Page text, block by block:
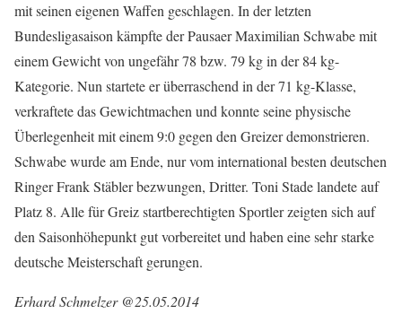
mit seinen eigenen Waffen geschlagen. In der letzten
Bundesligasaison kämpfte der Pausaer Maximilian Schwabe mit
einem Gewicht von ungefähr 78 bzw. 79 kg in der 84 kg-
Kategorie. Nun startete er überraschend in der 71 kg-Klasse,
verkraftete das Gewichtmachen und konnte seine physische
Überlegenheit mit einem 9:0 gegen den Greizer demonstrieren.
Schwabe wurde am Ende, nur vom international besten deutschen
Ringer Frank Stäbler bezwungen, Dritter. Toni Stade landete auf
Platz 8. Alle für Greiz startberechtigten Sportler zeigten sich auf
den Saisonhöhepunkt gut vorbereitet und haben eine sehr starke
deutsche Meisterschaft gerungen.
Erhard Schmelzer @25.05.2014